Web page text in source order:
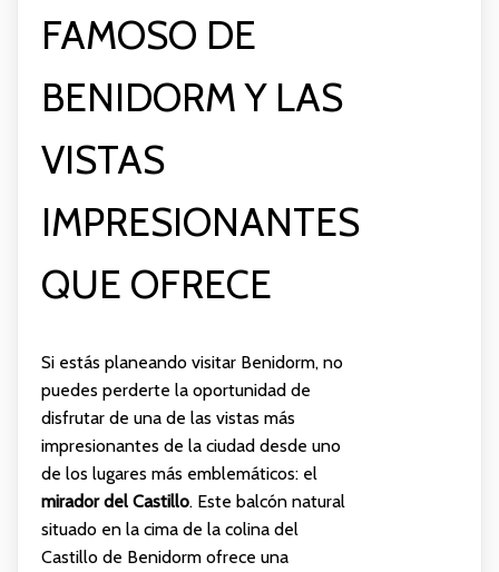
FAMOSO DE
BENIDORM Y LAS
VISTAS
IMPRESIONANTES
QUE OFRECE
Si estás planeando visitar Benidorm, no
puedes perderte la oportunidad de
disfrutar de una de las vistas más
impresionantes de la ciudad desde uno
de los lugares más emblemáticos: el
mirador del Castillo. Este balcón natural
situado en la cima de la colina del
Castillo de Benidorm ofrece una